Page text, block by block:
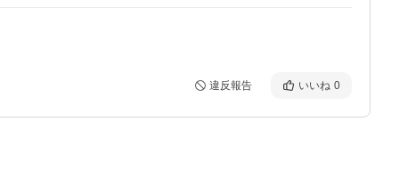
違反報告 いいね 0